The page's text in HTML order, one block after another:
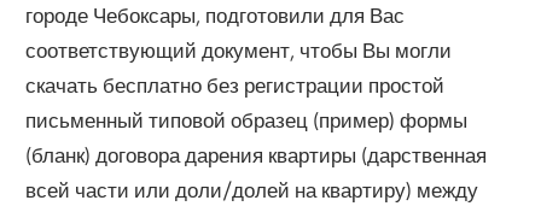
городе Чебоксары, подготовили для Вас
соответствующий документ, чтобы Вы могли
скачать бесплатно без регистрации простой
письменный типовой образец (пример) формы
(бланк) договора дарения квартиры (дарственная
всей части или доли/долей на квартиру) между